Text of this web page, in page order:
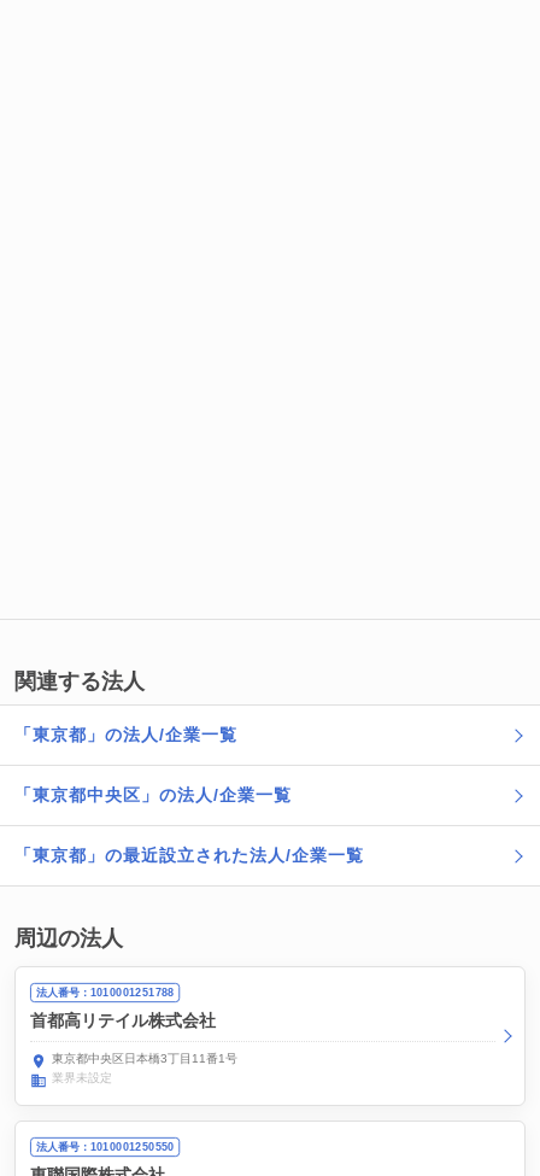
関連する法人
「東京都」の法人/企業一覧
「東京都中央区」の法人/企業一覧
「東京都」の最近設立された法人/企業一覧
周辺の法人
法人番号：1010001251788
首都高リテイル株式会社
東京都中央区日本橋3丁目11番1号
業界未設定
法人番号：1010001250550